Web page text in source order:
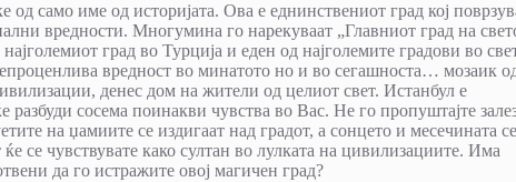
само име од историјата. Ова е еднинствениот град кој
вредности. Многумина го нарекуваат „Главниот град на
град во Турција и еден од најголемите градови во
вредност во минатото но и во сегашноста… мозаик
денес дом на жители од целиот свет. Истанбул е
разбуди сосема поинакви чувства во Вас. Не го пропуштајте
на џамиите се издигаат над градот, а сонцето и месечината се
се чувствувате како султан во лулката на цивилизациите. Има
да го истражите овој магичен град?